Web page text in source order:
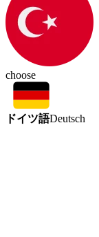
choose
ドイツ語Deutsch